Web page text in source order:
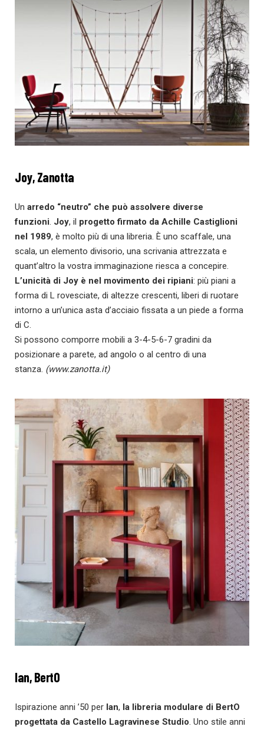
Joy, Zanotta
Un arredo “neutro” che può assolvere diverse
funzioni. Joy, il progetto firmato da Achille Castiglioni
nel 1989, è molto più di una libreria. È uno scaffale, una
scala, un elemento divisorio, una scrivania attrezzata e
quant’altro la vostra immaginazione riesca a concepire.
L’unicità di Joy è nel movimento dei ripiani: più piani a
forma di L rovesciate, di altezze crescenti, liberi di ruotare
intorno a un’unica asta d’acciaio fissata a un piede a forma
di C.
Si possono comporre mobili a 3-4-5-6-7 gradini da
posizionare a parete, ad angolo o al centro di una
stanza. (www.zanotta.it)
Ian, BertO
Ispirazione anni ’50 per Ian, la libreria modulare di BertO
progettata da Castello Lagravinese Studio. Uno stile anni